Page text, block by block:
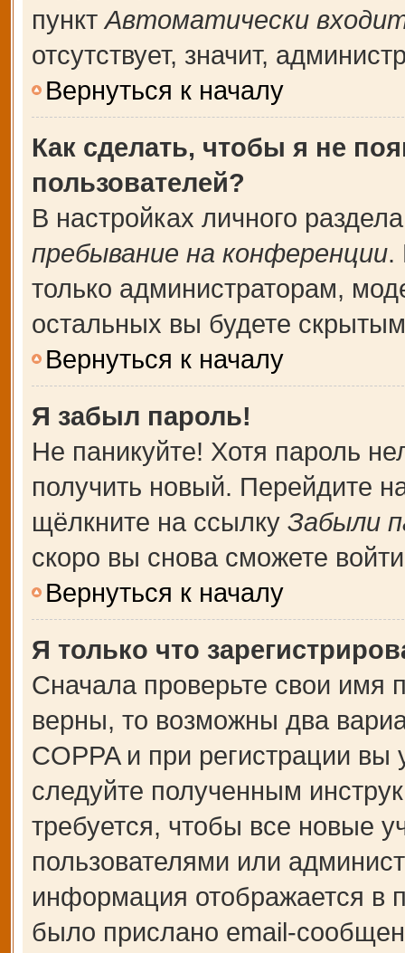
пунктАвтоматически
отсутствует, значит,
Вернуться к началу
Как сделать, чтобы я не
пользователей?
В настройках личного
пребывание на конференции.
только администраторам,
остальных вы будете
Вернуться к началу
Я забыл пароль!
Не паникуйте! Хотя пароль
получить новый. Перейдите
щёлкните на ссылку Забыли
скоро вы снова сможете
Вернуться к началу
Я только что
Сначала проверьте свои имя
верны, то возможны два
COPPA и при регистрации вы
следуйте полученным
требуется, чтобы все новые
пользователями или
информация отображается в
было прислано email-